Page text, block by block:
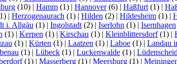
(10) | Hamm (1) | Hannover(6) | Haßfurt (1) |
| Herzogenaurach (1) | Hilden (2) | Hildesheim (1) |
i. Allgäu (1) | Ingolstadt (2) | Iserlohn (1) | Isernhagen
(1) | Kerpen (1) | Kirschau (1) | Kleinblittersdorf(1) |
(1) | Kürten (1) | Laatzen (1) | Laboe (1) | Landau
(1) | Lübeck (1) | Luckenwalde (1) | Lüdenscheid
(1) | Masserberg (1) | Meersburg (1) |